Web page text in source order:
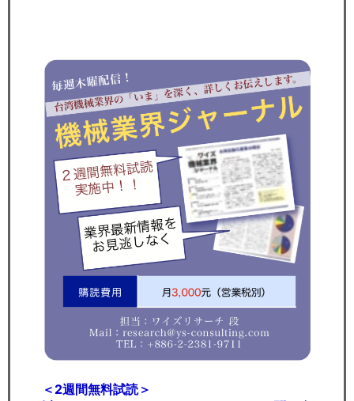
＜2週間無料試読＞